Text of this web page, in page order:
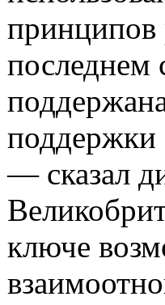
принципов
последнем
поддержки
— сказал
ключе